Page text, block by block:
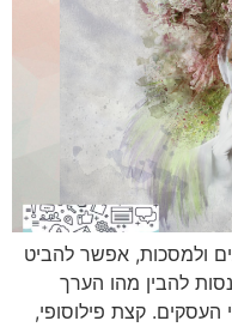
ולמסכות, אפשר להביט
להבין מהו הערך
קצת פילוסופי,